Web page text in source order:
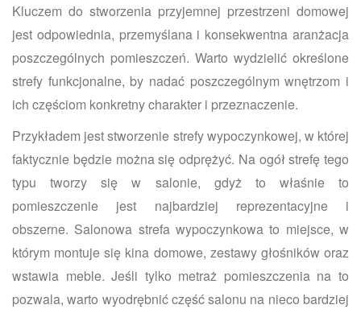
Kluczem do stworzenia przyjemnej przestrzeni domowej
jest odpowiednia, przemyślana i konsekwentna aranżacja
poszczególnych pomieszczeń. Warto wydzielić określone
strefy funkcjonalne, by nadać poszczególnym wnętrzom i
ich częściom konkretny charakter i przeznaczenie.
Przykładem jest stworzenie strefy wypoczynkowej, w której
faktycznie będzie można się odprężyć. Na ogół strefę tego
typu tworzy się w salonie, gdyż to właśnie to
pomieszczenie jest najbardziej reprezentacyjne i
obszerne. Salonowa strefa wypoczynkowa to miejsce, w
którym montuje się kina domowe, zestawy głośników oraz
wstawia meble. Jeśli tylko metraż pomieszczenia na to
pozwala, warto wyodrębnić część salonu na nieco bardziej